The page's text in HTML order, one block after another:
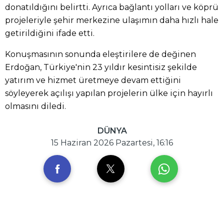
donatıldığını belirtti. Ayrıca bağlantı yolları ve köprü
projeleriyle şehir merkezine ulaşımın daha hızlı hale
getirildiğini ifade etti.
Konuşmasının sonunda eleştirilere de değinen
Erdoğan, Türkiye'nin 23 yıldır kesintisiz şekilde
yatırım ve hizmet üretmeye devam ettiğini
söyleyerek açılışı yapılan projelerin ülke için hayırlı
olmasını diledi.
DÜNYA
15 Haziran 2026 Pazartesi, 16:16